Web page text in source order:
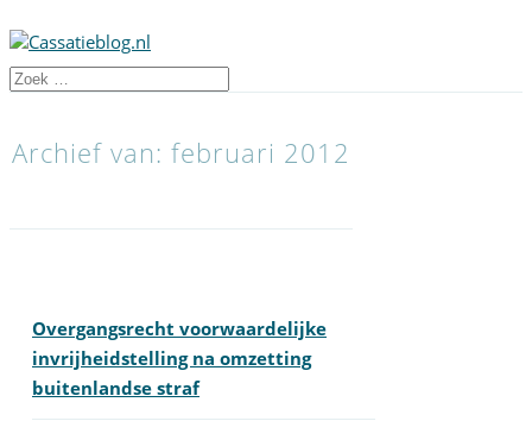
Archief van: februari 2012
Overgangsrecht voorwaardelijke
invrijheidstelling na omzetting
buitenlandse straf